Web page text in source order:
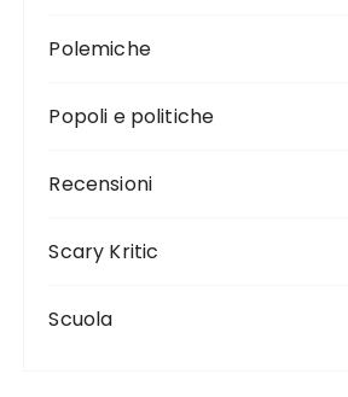
Polemiche
Popoli e politiche
Recensioni
Scary Kritic
Scuola